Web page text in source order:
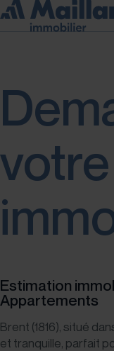
Estimation
Appartements
Brent (1816), situé
et tranquille, parfait